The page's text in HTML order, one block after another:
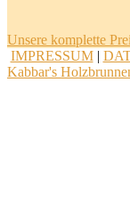
Unsere komplette
IMPRESSUM|
Kabbar's